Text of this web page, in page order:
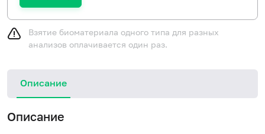
Взятие биоматериала одного типа для разных
анализов оплачивается один раз.
Описание
Описание